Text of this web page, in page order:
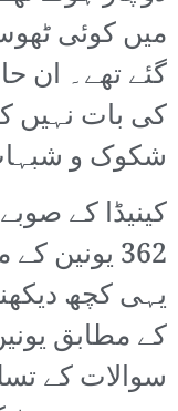
میں کوئی
گئے تھے۔ ان
کی بات
شکوک و
کینیڈا کے
362
یہی کچھ
کے مطابق
سوالات کے